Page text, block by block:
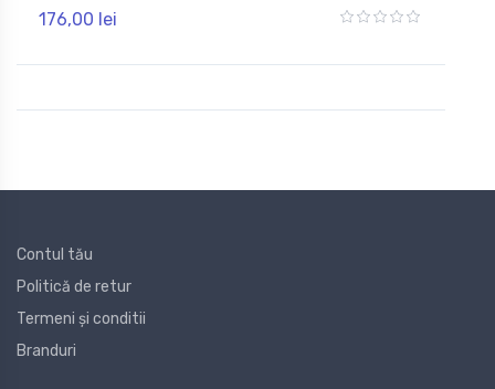
176,00 lei
Contul tău
Politică de retur
Termeni și conditii
Branduri